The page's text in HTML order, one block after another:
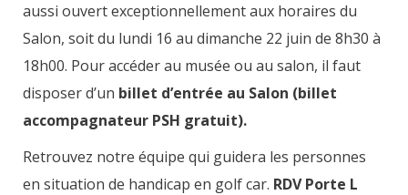
aussi ouvert exceptionnellement aux horaires du
Salon, soit du lundi 16 au dimanche 22 juin de 8h30 à
18h00. Pour accéder au musée ou au salon, il faut
disposer d’un billet d’entrée au Salon (billet
accompagnateur PSH gratuit).
Retrouvez notre équipe qui guidera les personnes
en situation de handicap en golf car. RDV Porte L